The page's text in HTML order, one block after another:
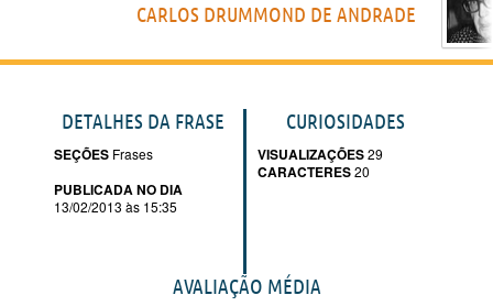
CARLOS DRUMMOND DE ANDRADE
DETALHES DA FRASE
SEÇÕES Frases
PUBLICADA NO DIA
13/02/2013 às 15:35
CURIOSIDADES
VISUALIZAÇÕES29
CARACTERES20
AVALIAÇÃO MÉDIA